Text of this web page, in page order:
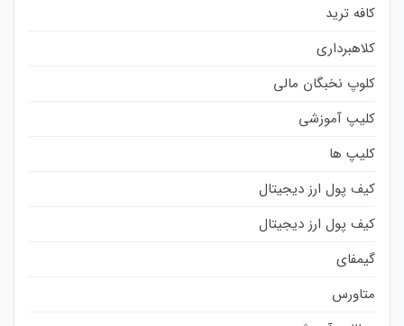
کافه ترید
کلاهبرداری
کلوپ نخبگان مالی
کلیپ آموزشی
کلیپ ها
کیف پول ارز دیجیتال
کیف پول ارز دیجیتال
گیمفای
متاورس